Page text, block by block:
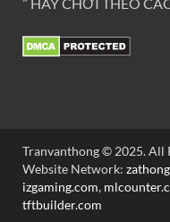
Tranvanthong © 2025. All
Website Network:
izgaming.com,
tftbuilder.com